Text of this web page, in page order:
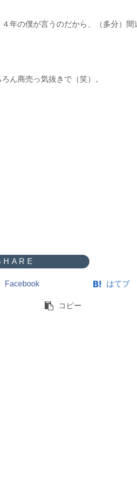
年の僕が言うのだから、（多分）間
ん商売っ気抜きで（笑）。
Facebook はてブ
コピー